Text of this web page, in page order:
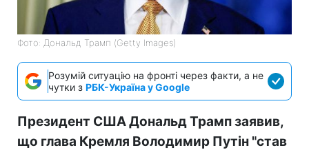
Фото: Дональд Трамп (Getty Images)
Розумій ситуацію на фронті через факти, а не
чутки з РБК-Україна у Google
Президент США Дональд Трамп заявив,
що глава Кремля Володимир Путін "став